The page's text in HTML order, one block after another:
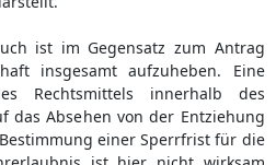
ist im Gegensatz zum Antrag
insgesamt aufzuheben. Eine
Rechtsmittels innerhalb des
das Absehen von der Entziehung
einer Sperrfrist für die